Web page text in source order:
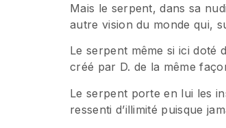
Mais le serpent, dans sa
autre vision du monde qui,
Le serpent même si ici doté
créé par D. de la même
Le serpent porte en lui les
ressenti d’illimité puisque